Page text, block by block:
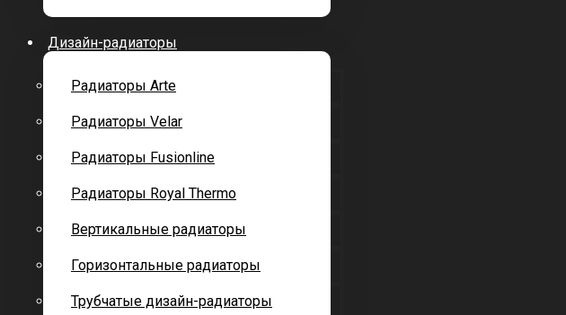
Дизайн-радиаторы
Радиаторы Arte
Радиаторы Velar
Радиаторы Fusionline
Радиаторы Royal Thermo
Вертикальные радиаторы
Горизонтальные радиаторы
Трубчатые дизайн-радиаторы